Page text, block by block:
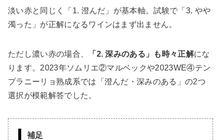
淡い赤と同じく「1. 澄んだ」が基本軸。試験で「3. やや
濁った」が正解になるワインはまず出ません。
ただし濃い赤の場合、 「2. 深みのある」も時々正解にな
ります。2023年ソムリエ②マルベックや2023WE④テン
プラニーリョ熟成系では「澄んだ・深みのある」の2つ
選択が模範解答でした。
補足